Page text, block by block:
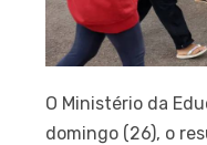
O Ministério da
domingo (26), o